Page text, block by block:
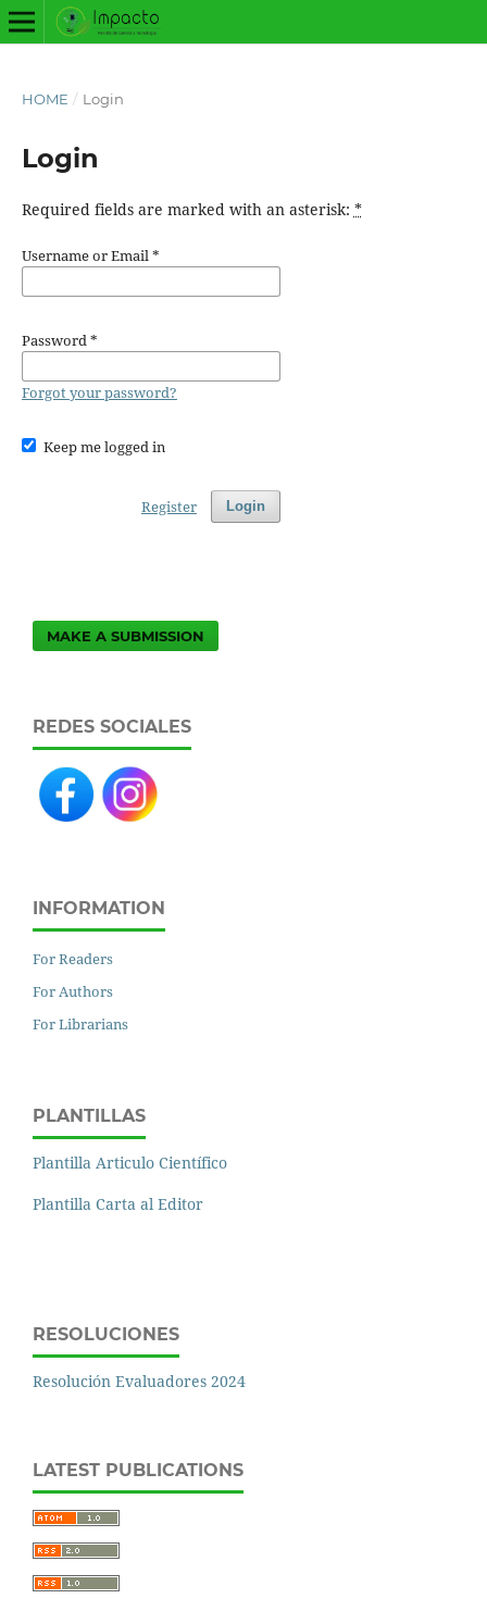
HOME / Login
Login
Required fields are marked with an asterisk: *
Username or Email*
Password*
Forgot your password?
Keep me logged in
Login
Register
MAKE A SUBMISSION
REDES SOCIALES
INFORMATION
For Readers
For Authors
For Librarians
PLANTILLAS
Plantilla Articulo Científico
Plantilla Carta al Editor
RESOLUCIONES
Resolución Evaluadores 2024
LATEST PUBLICATIONS